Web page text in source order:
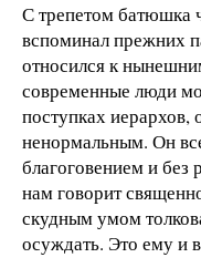
С трепетом батюшка
вспоминал прежних
относился к
современные люди
поступках иерархов,
ненормальным. Он
благоговением и без
нам говорит
скудным умом
осуждать. Это ему и